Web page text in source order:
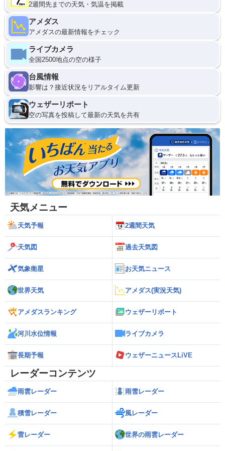
2週間先までの天気・気温を掲載
アメダス
アメダスの最新情報をチェック
ライブカメラ
全国2500地点の空の様子
台風情報
影響は？接近状況をリアルタイム更新
ウェザーリポート
空の写真を投稿して最新の天気を共有
天気メニュー
天気予報 2週間天気
天気図 過去天気図
気象衛星 お天気ニュース
世界天気 アメダス(実況天気)
アメダスランキング ウェザーリポート
河川水位情報 ライブカメラ
長期予報 ウェザーニュースLiVE
レーダーコンテンツ
雨雲レーダー 雨雪レーダー
積雪レーダー 風レーダー
雷レーダー 世界の雨雲レーダー